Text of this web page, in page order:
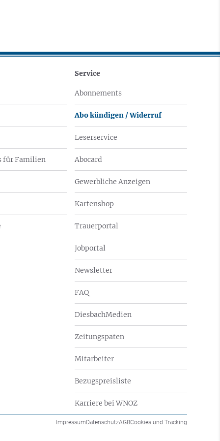
für Familien
Service
Abonnements
Abo kündigen / Widerruf
Leserservice
Abocard
Gewerbliche Anzeigen
Kartenshop
Trauerportal
Jobportal
Newsletter
FAQ
DiesbachMedien
Zeitungspaten
Mitarbeiter
Bezugspreisliste
Karriere bei WNOZ
ImpressumDatenschutzAGBCookies und Tracking